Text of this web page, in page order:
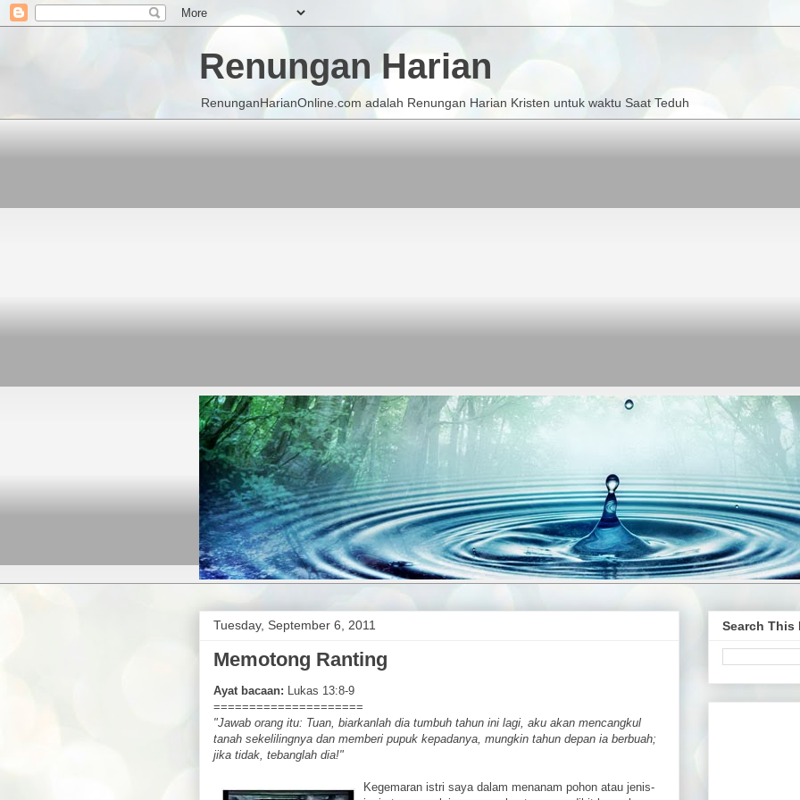
Renungan Harian
RenunganHarianOnline.com adalah Renungan Harian Kristen untuk waktu Saat Teduh
Tuesday, September 6, 2011
Memotong Ranting
Ayat bacaan: Lukas 13:8-9
=====================
"Jawab orang itu: Tuan, biarkanlah dia tumbuh tahun ini lagi, aku akan mencangkul
tanah sekelilingnya dan memberi pupuk kepadanya, mungkin tahun depan ia berbuah;
jika tidak, tebanglah dia!"
Kegemaran istri saya dalam menanam pohon atau jenis-
Search This